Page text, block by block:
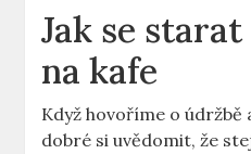
Jak se⁣
na kafe
Když hovoříme o údržbě
‍dobré⁢ si ⁢uvědomit, že